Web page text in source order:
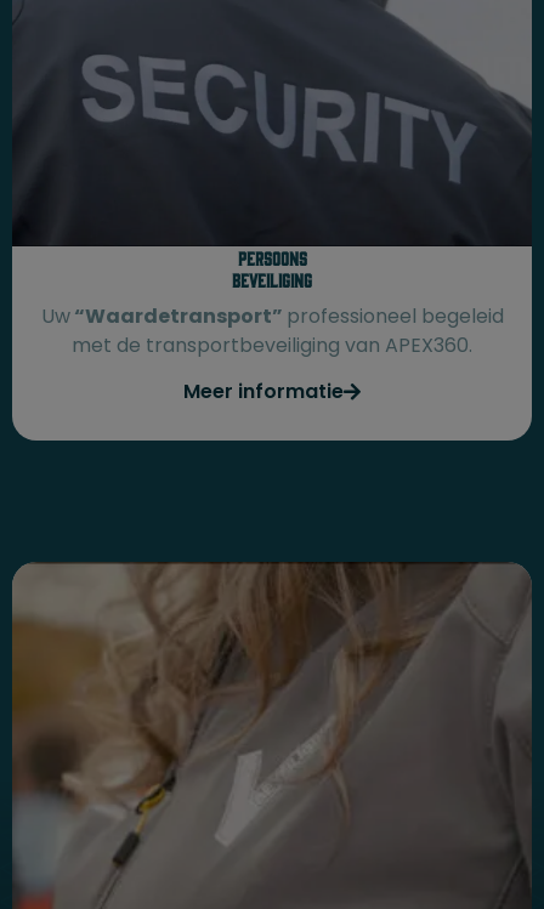
Persoons
beveiliging
Uw“Waardetransport” professioneel begeleid
met de transportbeveiliging van APEX360.
Meer informatie